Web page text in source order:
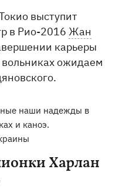
выступит
в Рио-2016Жан
карьеры
ожидаем
наши надежды в
и каноэ.
Харлан